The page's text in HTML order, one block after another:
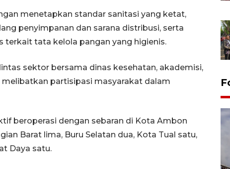
menetapkan standar sanitasi yang ketat,
penyimpanan dan sarana distribusi, serta
tata kelola pangan yang higienis.
sektor bersama dinas kesehatan, akademisi,
partisipasi masyarakat dalam
beroperasi dengan sebaran di Kota Ambon
Barat lima, Buru Selatan dua, Kota Tual satu,
Daya satu.